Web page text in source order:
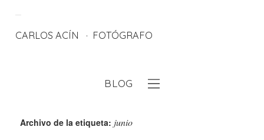
CARLOS ACÍN FOTÓGRAFO
BLOG
Archivo de la etiqueta: junio